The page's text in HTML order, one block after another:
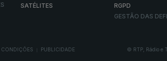
SATÉLITES
RGPD
GESTÃO DAS
CONDIÇÕES PUBLICIDADE © RTP, Rádio e